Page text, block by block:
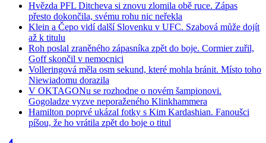
Hvězda PFL Ditcheva si znovu zlomila obě ruce. Zápas
přesto dokončila, svému rohu nic neřekla
Klein a Čepo vidí další Slovenku v UFC. Szabová může dojít
až k titulu
Roh poslal zraněného zápasníka zpět do boje. Cormier zuřil,
Goff skončil v nemocnici
Volleringová měla osm sekund, které mohla bránit. Místo toho
Niewiadomu dorazila
V OKTAGONu se rozhodne o novém šampionovi.
Gogoladze vyzve neporaženého Klinkhammera
Hamilton poprvé ukázal fotky s Kim Kardashian. Fanoušci
píšou, že ho vrátila zpět do boje o titul